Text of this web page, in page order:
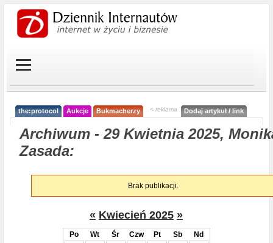
the:protocol Aukcje Bukmacherzy < reklama Dodaj artykuł / link
Archiwum - 29 Kwietnia 2025,
Zasada:
Brak publikacji.
« Kwiecień 2025 »
Po Wt Śr Czw Pt Sb
Nd